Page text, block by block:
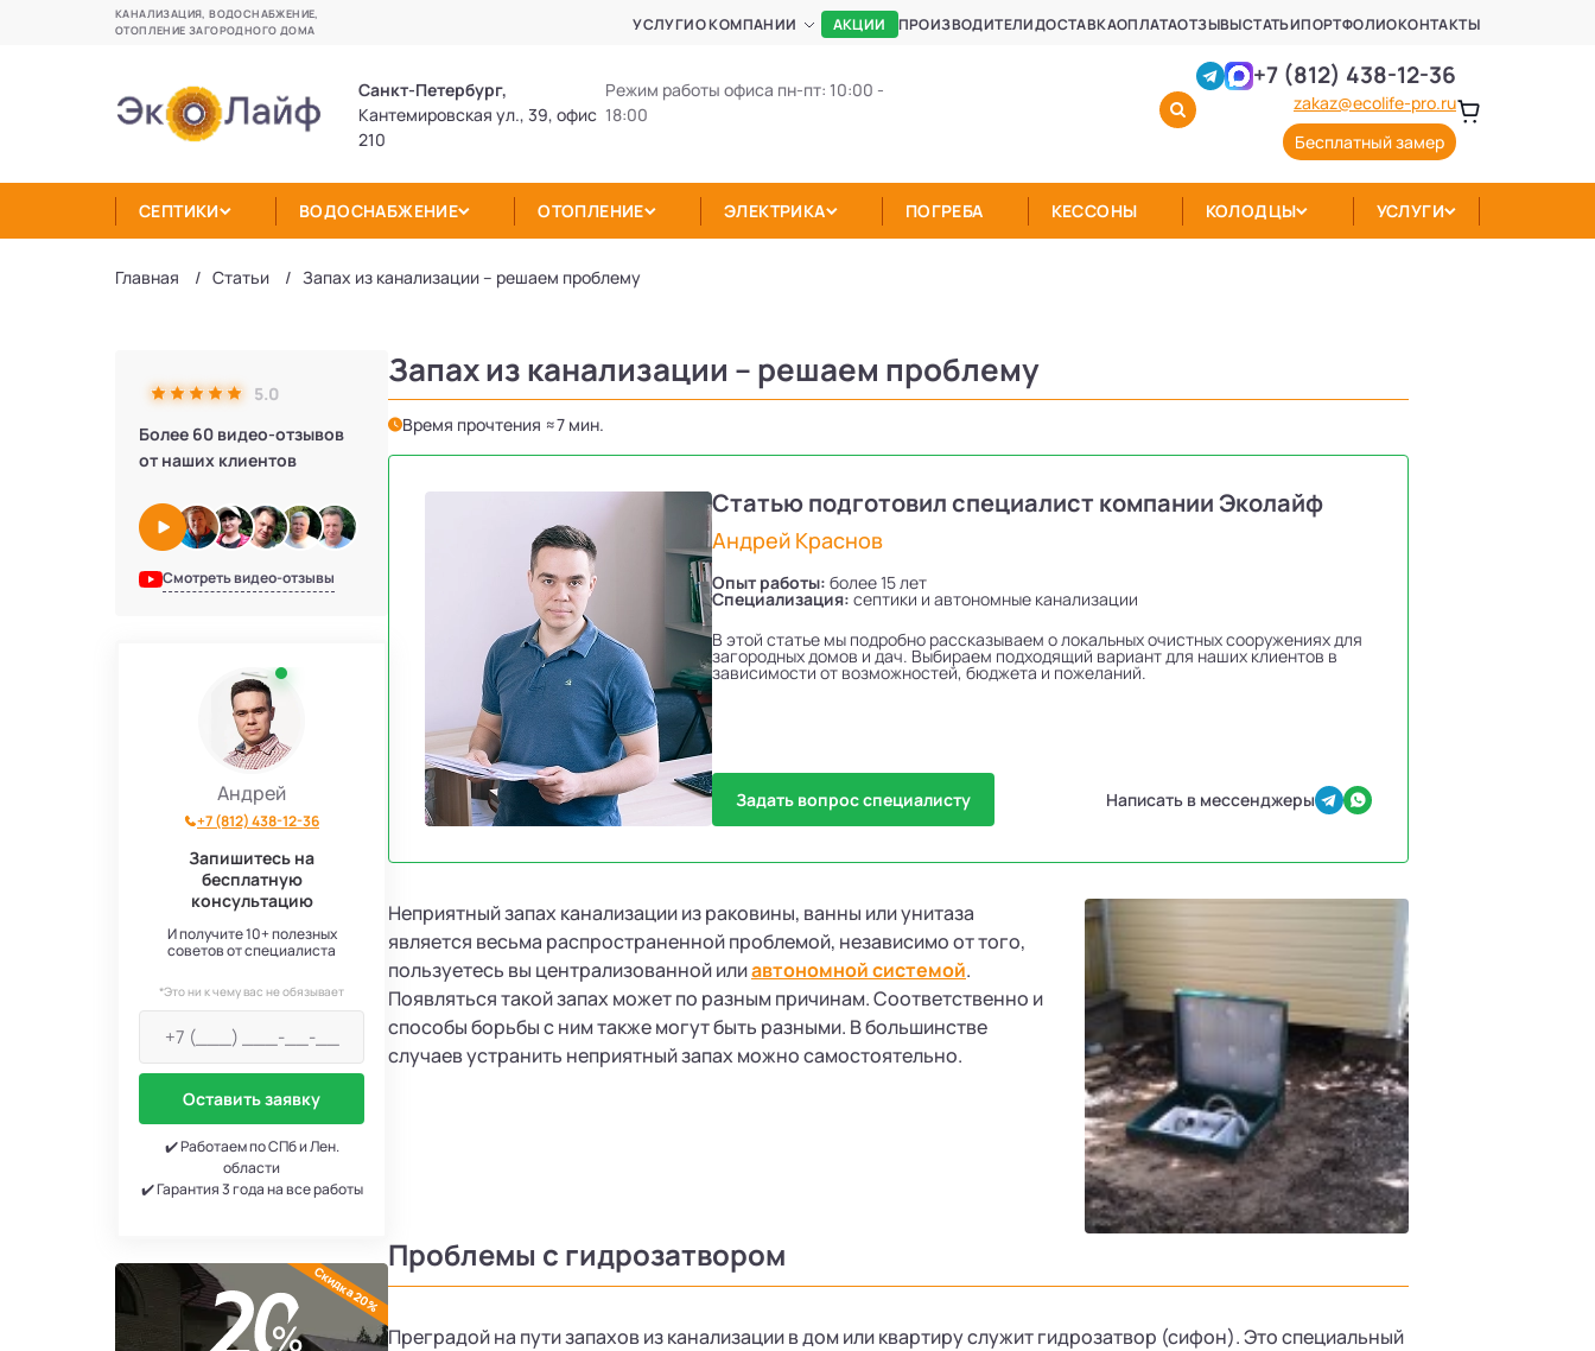
КАНАЛИЗАЦИЯ, ВОДОСНАБЖЕНИЕ,
ОТОПЛЕНИЕ ЗАГОРОДНОГО ДОМА
УСЛУГИО КОМПАНИИ АКЦИИ ПРОИЗВОДИТЕЛИДОСТАВКАОПЛАТАОТЗЫВЫСТАТЬИПОРТФОЛИОКОНТАКТЫ
Санкт-Петербург,
Кантемировская ул., 39, офис
210
Режим работы офиса пн-пт: 10:00 -
18:00
+7 (812) 438-12-36
zakaz@ecolife-pro.ru
Бесплатный замер
СЕПТИКИ ВОДОСНАБЖЕНИЕ ОТОПЛЕНИЕ ЭЛЕКТРИКА ПОГРЕБА КЕССОНЫ КОЛОДЦЫ УСЛУГИ
Главная Статьи Запах из канализации – решаем проблему
5.0
Более 60 видео-отзывов
от наших клиентов
Смотреть видео-отзывы
Андрей
+7 (812) 438-12-36
Запишитесь на
бесплатную
консультацию
И получите 10+ полезных
советов от специалиста
*Это ни к чему вас не обязывает
Оставить заявку
✔️ Работаем по СПб и Лен.
области
✔️ Гарантия 3 года на все работы
Скидка 20%
Запах из канализации – решаем проблему
Время прочтения ≈7 мин.
Статью подготовил специалист компании Эколайф
Андрей Краснов
Опыт работы: более 15 лет
Специализация: септики и автономные канализации
В этой статье мы подробно рассказываем о локальных очистных сооружениях для
загородных домов и дач. Выбираем подходящий вариант для наших клиентов в
зависимости от возможностей, бюджета и пожеланий.
Задать вопрос специалисту Написать в мессенджеры
Неприятный запах канализации из раковины, ванны или унитаза
является весьма распространенной проблемой, независимо от того,
пользуетесь вы централизованной илиавтономной системой.
Появляться такой запах может по разным причинам. Соответственно и
способы борьбы с ним также могут быть разными. В большинстве
случаев устранить неприятный запах можно самостоятельно.
Проблемы с гидрозатвором
Преградой на пути запахов из канализации в дом или квартиру служит гидрозатвор (сифон). Это специальный